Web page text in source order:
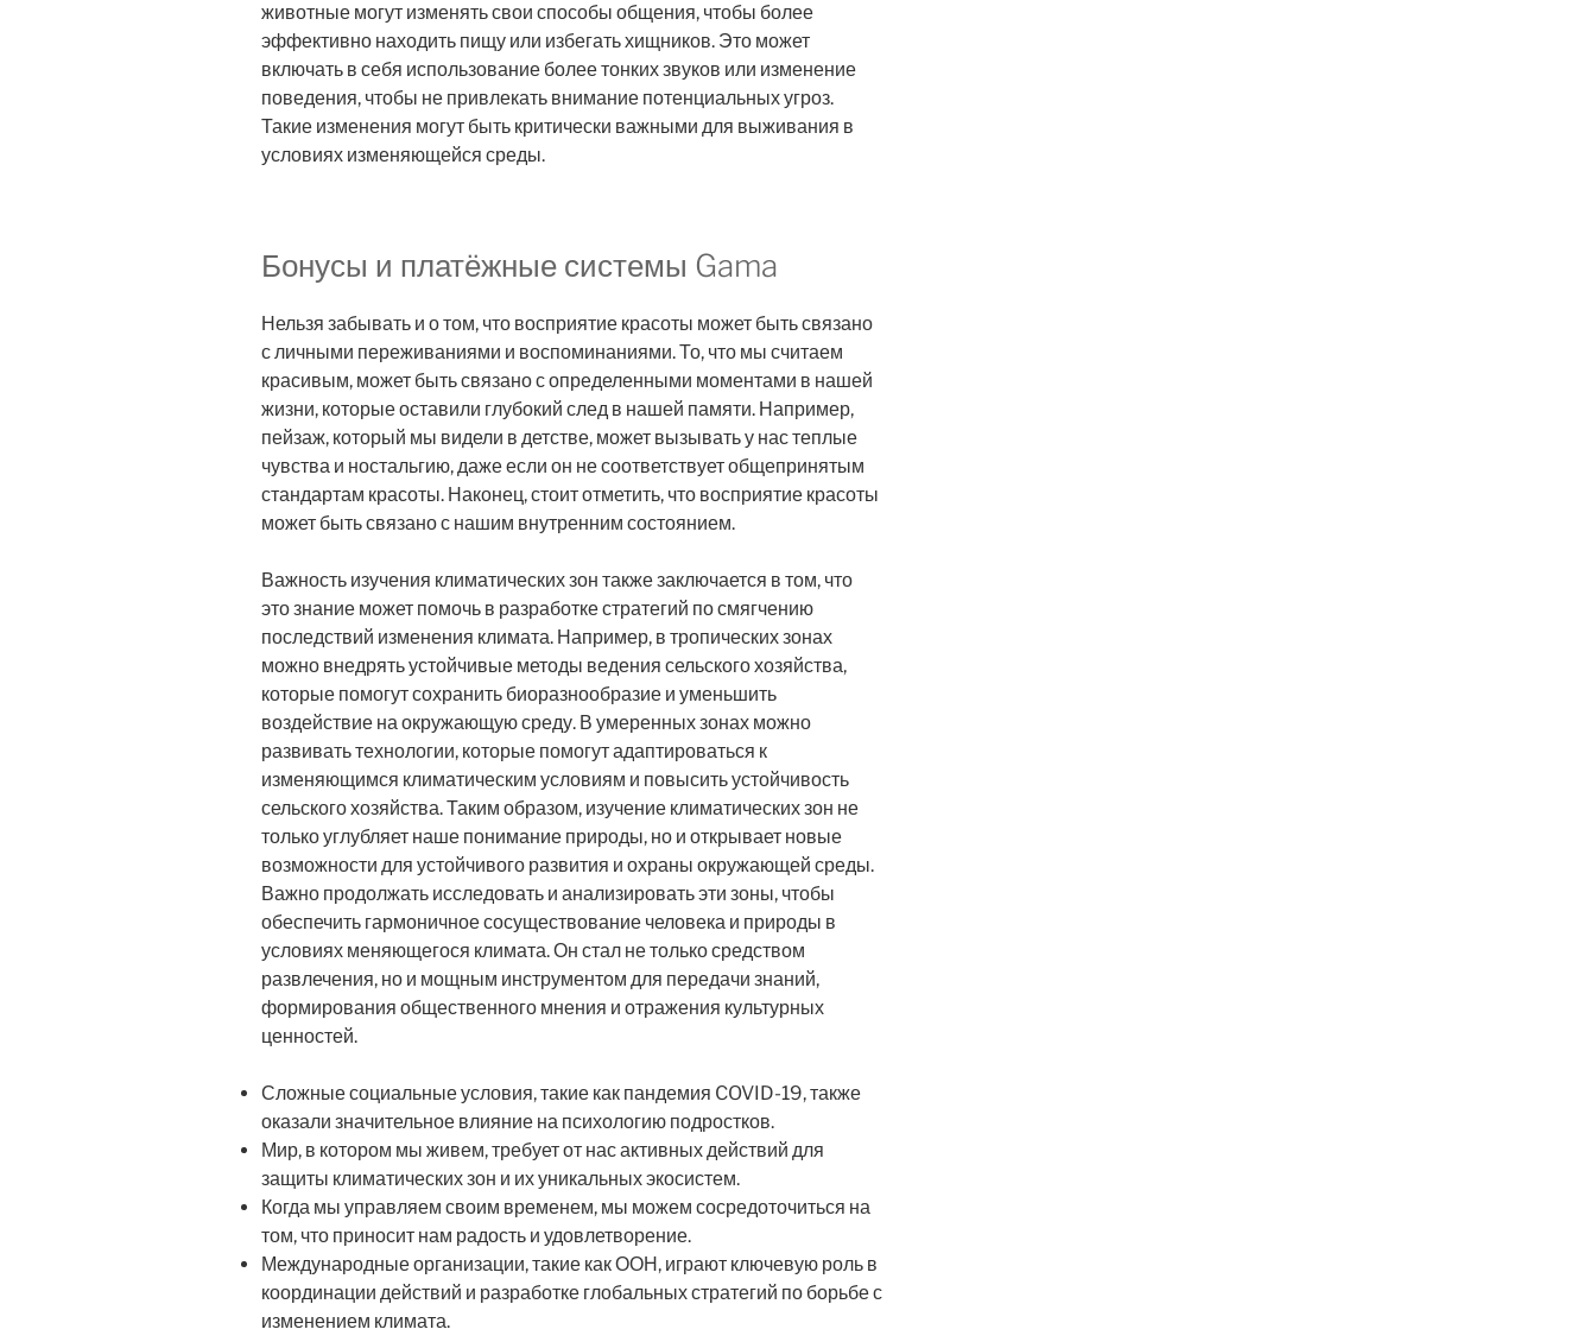
животные могут изменять свои способы общения, чтобы более
эффективно находить пищу или избегать хищников. Это может
включать в себя использование более тонких звуков или изменение
поведения, чтобы не привлекать внимание потенциальных угроз.
Такие изменения могут быть критически важными для выживания в
условиях изменяющейся среды.
Бонусы и платёжные системы Gama
Нельзя забывать и о том, что восприятие красоты может быть связано
с личными переживаниями и воспоминаниями. То, что мы считаем
красивым, может быть связано с определенными моментами в нашей
жизни, которые оставили глубокий след в нашей памяти. Например,
пейзаж, который мы видели в детстве, может вызывать у нас теплые
чувства и ностальгию, даже если он не соответствует общепринятым
стандартам красоты. Наконец, стоит отметить, что восприятие красоты
может быть связано с нашим внутренним состоянием.
Важность изучения климатических зон также заключается в том, что
это знание может помочь в разработке стратегий по смягчению
последствий изменения климата. Например, в тропических зонах
можно внедрять устойчивые методы ведения сельского хозяйства,
которые помогут сохранить биоразнообразие и уменьшить
воздействие на окружающую среду. В умеренных зонах можно
развивать технологии, которые помогут адаптироваться к
изменяющимся климатическим условиям и повысить устойчивость
сельского хозяйства. Таким образом, изучение климатических зон не
только углубляет наше понимание природы, но и открывает новые
возможности для устойчивого развития и охраны окружающей среды.
Важно продолжать исследовать и анализировать эти зоны, чтобы
обеспечить гармоничное сосуществование человека и природы в
условиях меняющегося климата. Он стал не только средством
развлечения, но и мощным инструментом для передачи знаний,
формирования общественного мнения и отражения культурных
ценностей.
Сложные социальные условия, такие как пандемия COVID-19, также
оказали значительное влияние на психологию подростков.
Мир, в котором мы живем, требует от нас активных действий для
защиты климатических зон и их уникальных экосистем.
Когда мы управляем своим временем, мы можем сосредоточиться на
том, что приносит нам радость и удовлетворение.
Международные организации, такие как ООН, играют ключевую роль в
координации действий и разработке глобальных стратегий по борьбе с
изменением климата.